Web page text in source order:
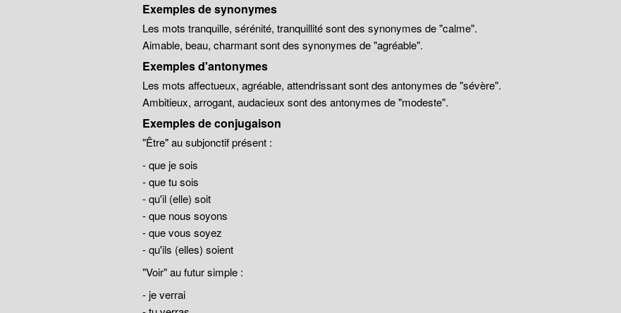
Exemples de synonymes
Les mots tranquille, sérénité, tranquillité sont des synonymes de "calme".
Aimable, beau, charmant sont des synonymes de "agréable".
Exemples d'antonymes
Les mots affectueux, agréable, attendrissant sont des antonymes de "sévère".
Ambitieux, arrogant, audacieux sont des antonymes de "modeste".
Exemples de conjugaison
"Être" au subjonctif présent :
- que je sois
- que tu sois
- qu'il (elle) soit
- que nous soyons
- que vous soyez
- qu'ils (elles) soient
"Voir" au futur simple :
- je verrai